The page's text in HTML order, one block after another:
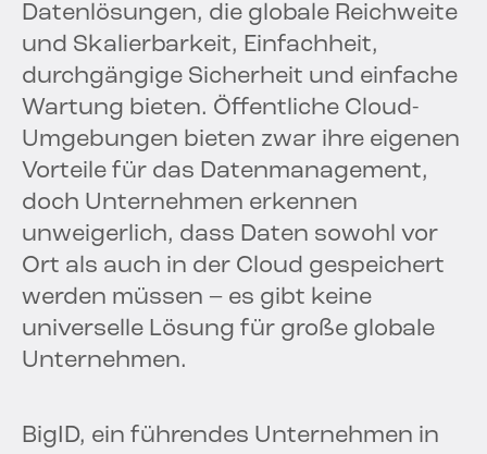
Datenlösungen, die globale Reichweite
und Skalierbarkeit, Einfachheit,
durchgängige Sicherheit und einfache
Wartung bieten. Öffentliche Cloud-
Umgebungen bieten zwar ihre eigenen
Vorteile für das Datenmanagement,
doch Unternehmen erkennen
unweigerlich, dass Daten sowohl vor
Ort als auch in der Cloud gespeichert
werden müssen – es gibt keine
universelle Lösung für große globale
Unternehmen.
BigID, ein führendes Unternehmen in